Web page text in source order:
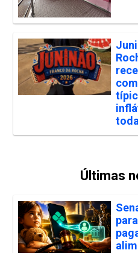
Últimas